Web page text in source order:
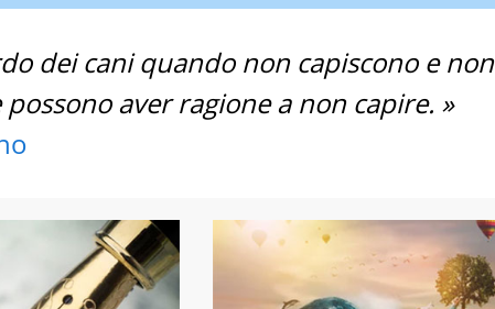
dei cani quando non capiscono e non
aver ragione a non capire. »